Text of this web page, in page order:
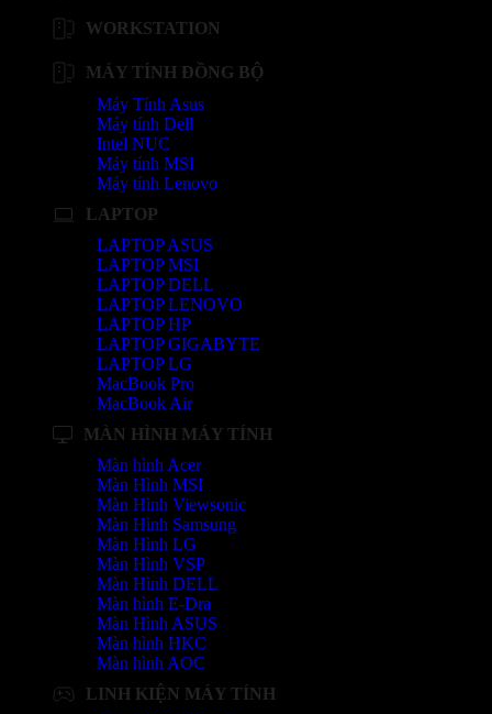
WORKSTATION
MÁY TÍNH ĐỒNG BỘ
Máy Tính Asus
Máy tính Dell
Intel NUC
Máy tính MSI
Máy tính Lenovo
LAPTOP
LAPTOP ASUS
LAPTOP MSI
LAPTOP DELL
LAPTOP LENOVO
LAPTOP HP
LAPTOP GIGABYTE
LAPTOP LG
MacBook Pro
MacBook Air
MÀN HÌNH MÁY TÍNH
Màn hình Acer
Màn Hình MSI
Màn Hình Viewsonic
Màn Hình Samsung
Màn Hình LG
Màn Hình VSP
Màn Hình DELL
Màn hình E-Dra
Màn Hình ASUS
Màn hình HKC
Màn hình AOC
LINH KIỆN MÁY TÍNH